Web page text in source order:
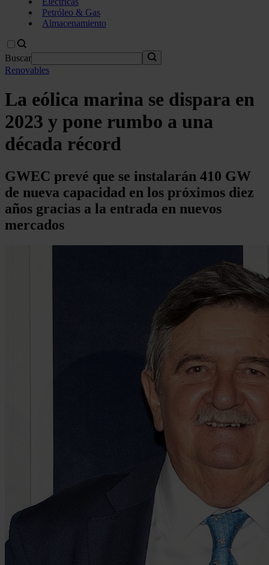
Petróleo & Gas
Almacenamiento
Buscar
Renovables
La eólica marina se dispara en
2023 y pone rumbo a una
década récord
GWEC prevé que se instalarán 410 GW
de nueva capacidad en los próximos diez
años gracias a la entrada en nuevos
mercados